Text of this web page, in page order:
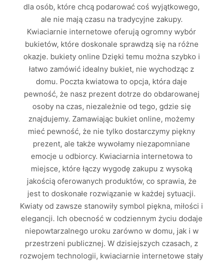
dla osób, które chcą podarować coś wyjątkowego,
ale nie mają czasu na tradycyjne zakupy.
Kwiaciarnie internetowe oferują ogromny wybór
bukietów, które doskonale sprawdzą się na różne
okazje. bukiety online Dzięki temu można szybko i
łatwo zamówić idealny bukiet, nie wychodząc z
domu. Poczta kwiatowa to opcja, która daje
pewność, że nasz prezent dotrze do obdarowanej
osoby na czas, niezależnie od tego, gdzie się
znajdujemy. Zamawiając bukiet online, możemy
mieć pewność, że nie tylko dostarczymy piękny
prezent, ale także wywołamy niezapomniane
emocje u odbiorcy. Kwiaciarnia internetowa to
miejsce, które łączy wygodę zakupu z wysoką
jakością oferowanych produktów, co sprawia, że
jest to doskonałe rozwiązanie w każdej sytuacji.
Kwiaty od zawsze stanowiły symbol piękna, miłości i
elegancji. Ich obecność w codziennym życiu dodaje
niepowtarzalnego uroku zarówno w domu, jak i w
przestrzeni publicznej. W dzisiejszych czasach, z
rozwojem technologii, kwiaciarnie internetowe stały